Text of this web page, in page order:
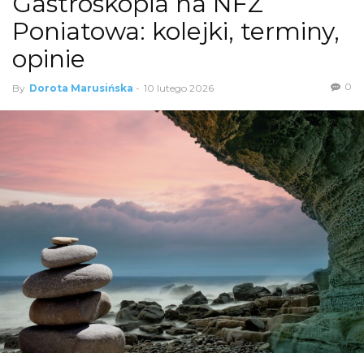
Poniatowa: kolejki, terminy,
opinie
By Dorota Marusińska - 10 lutego 2026 0